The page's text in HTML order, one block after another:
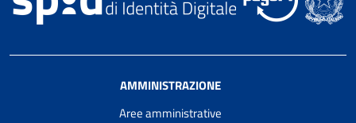
AMMINISTRAZIONE
Aree amministrative